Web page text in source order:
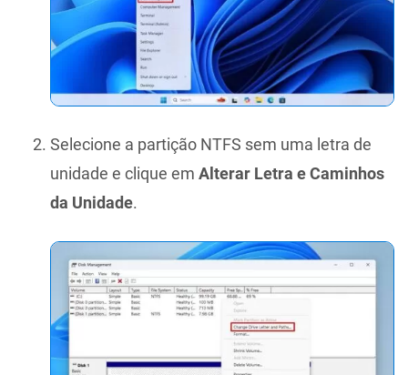
Selecione a partição NTFS sem uma letra de
unidade e clique em Alterar Letra e Caminhos
da Unidade.